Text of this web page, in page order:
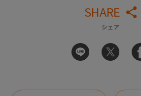
SHARE
シェア